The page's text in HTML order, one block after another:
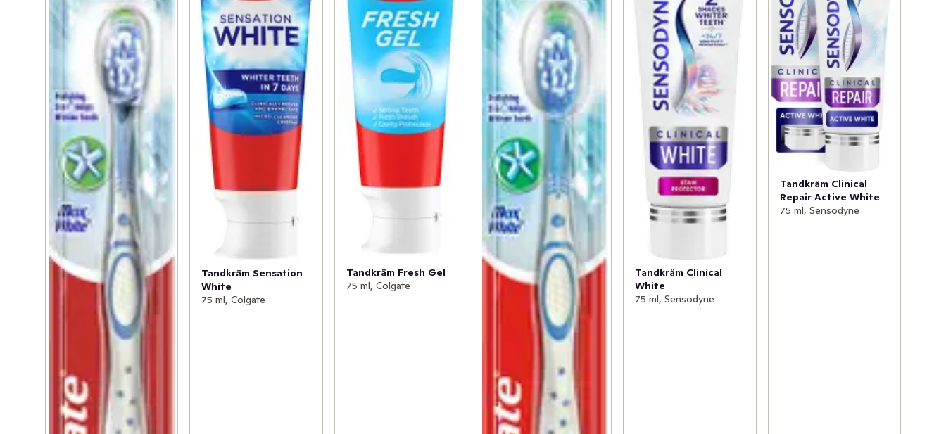
Tandkräm Sensation
White
75 ml, Colgate
Tandkräm Fresh Gel
75 ml, Colgate
Tandkräm Clinical
White
75 ml, Sensodyne
Tandkräm Clinical
Repair Active White
75 ml, Sensodyne